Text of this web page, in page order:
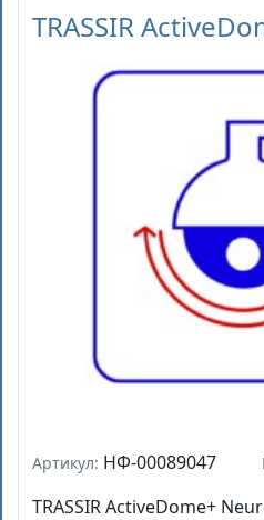
TRASSIR
Артикул: НФ-00089047
TRASSIR ActiveDome+